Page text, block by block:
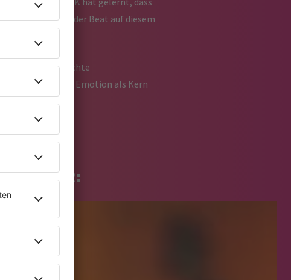
und jeder Beat auf diesem
Josh möchte
auf die Emotion als Kern
IHR HIER: